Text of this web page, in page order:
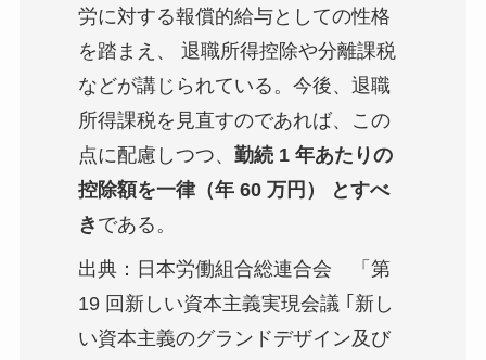
労に対する報償的給与としての性格
を踏まえ、 退職所得控除や分離課税
などが講じられている。今後、退職
所得課税を見直すのであれば、この
点に配慮しつつ、 勤続 1 年あたりの
控除額を一律（年 60 万円） とすべ
き である。
出典：日本労働組合総連合会 「第
19 回新しい資本主義実現会議 ｢新し
い資本主義のグランドデザイン及び